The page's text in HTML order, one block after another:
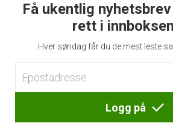
Få ukentlig
rett i
Hver søndag får du de mest leste
Logg på